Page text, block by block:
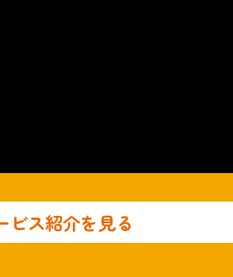
ビス紹介を見る